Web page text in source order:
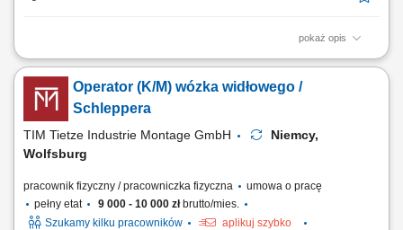
pokaż opis
Opis stanowiska realizacja zadań na linii produkcyjnej w zakładzie
przetwórstwa drobiowego, zawieszanie drobiu na elementach
transportowych linii produkcyjnej, utrzymywanie porządku w miejscu
wykonywania obowiązków, przestrzeganie obowiązujących procedur
jakości i bezpieczeństwa,...
Operator (K/M) wózka widłowego /
Schleppera
TIM Tietze Industrie Montage GmbH
Niemcy,
Wolfsburg
pracownik fizyczny / pracowniczka fizyczna
umowa o pracę
pełny etat
9 000 - 10 000 złbrutto/mies.
Szukamy kilku pracowników
aplikuj szybko